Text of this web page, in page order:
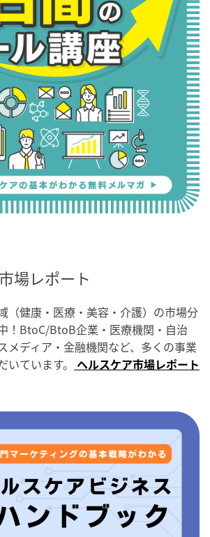
場レポート
（健康・医療・美容・介護）の市場分
！BtoC/BtoB企業・医療機関・自治
メディア・金融機関など、多くの事業
ています。 ヘルスケア市場レポート